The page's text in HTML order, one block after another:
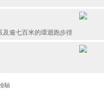
及逾七百米的環迴跑步徑
驗